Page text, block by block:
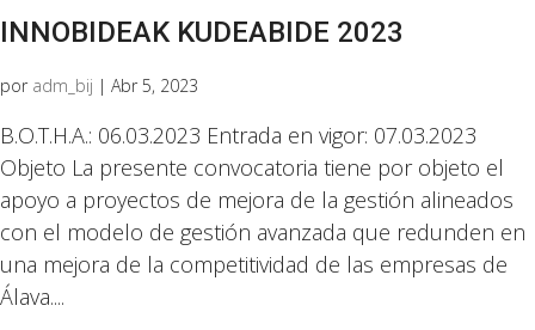
INNOBIDEAK KUDEABIDE 2023
por adm_bij | Abr 5, 2023
B.O.T.H.A.: 06.03.2023 Entrada en vigor: 07.03.2023
Objeto La presente convocatoria tiene por objeto el
apoyo a proyectos de mejora de la gestión alineados
con el modelo de gestión avanzada que redunden en
una mejora de la competitividad de las empresas de
Álava....